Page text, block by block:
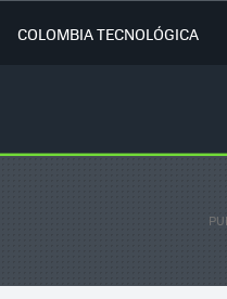
COLOMBIA TECNOLÓGICA